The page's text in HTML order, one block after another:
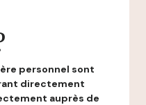
personnel sont
directement
auprès de